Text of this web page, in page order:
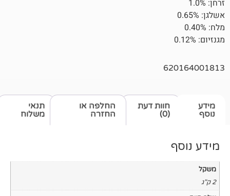
תנאי
משלוח
חוות דעת
החלפה או
החזרה